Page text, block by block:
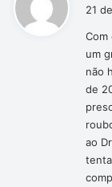
21
Com
um
não
de
ao